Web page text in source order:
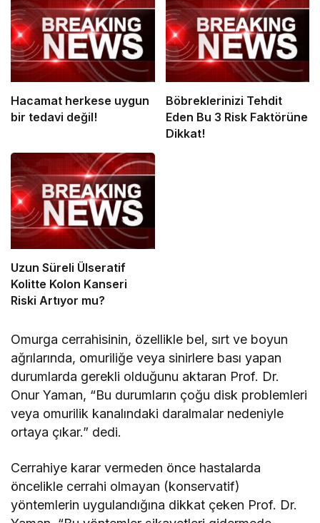
Hacamat herkese uygun
bir tedavi değil!
Böbreklerinizi Tehdit
Eden Bu 3 Risk Faktörüne
Dikkat!
Uzun Süreli Ülseratif
Kolitte Kolon Kanseri
Riski Artıyor mu?
Omurga cerrahisinin, özellikle bel, sırt ve boyun
ağrılarında, omuriliğe veya sinirlere bası yapan
durumlarda gerekli olduğunu aktaran Prof. Dr.
Onur Yaman, “Bu durumların çoğu disk problemleri
veya omurilik kanalındaki daralmalar nedeniyle
ortaya çıkar.” dedi.
Cerrahiye karar vermeden önce hastalarda
öncelikle cerrahi olmayan (konservatif)
yöntemlerin uygulandığına dikkat çeken Prof. Dr.